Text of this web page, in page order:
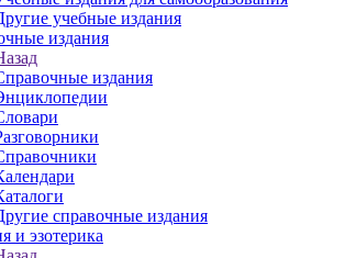
учебные издания
издания
издания
справочные издания
и эзотерика